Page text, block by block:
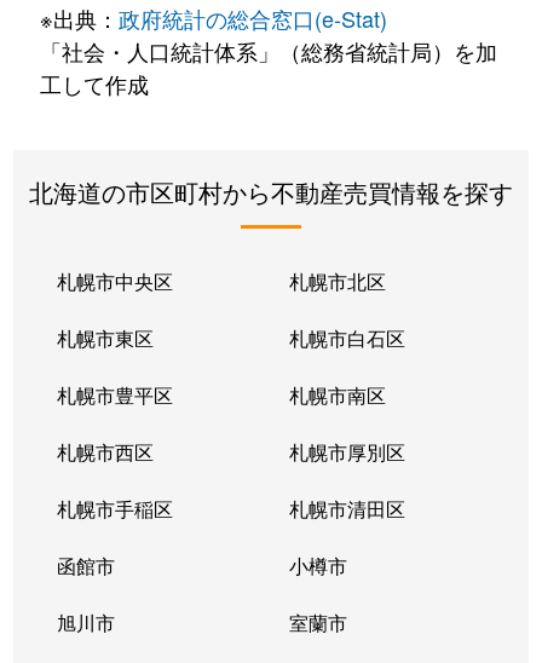
※出典： 政府統計の総合窓口(e-Stat)
「社会・人口統計体系」（総務省統計局）を加
工して作成
北海道の市区町村から不動産売買情報を探す
札幌市中央区 札幌市北区
札幌市東区 札幌市白石区
札幌市豊平区 札幌市南区
札幌市西区 札幌市厚別区
札幌市手稲区 札幌市清田区
函館市 小樽市
旭川市 室蘭市